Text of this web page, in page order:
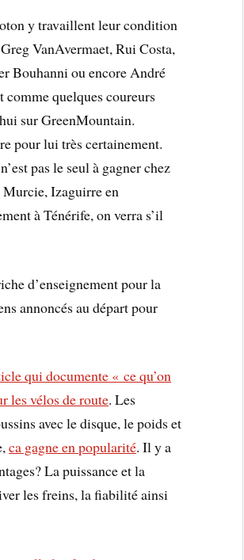
y travaillent leur condition
VanAvermaet, Rui Costa,
Bouhanni ou encore André
quelques coureurs
sur GreenMountain.
pour lui très certainement.
pas le seul à gagner chez
Izaguirre en
à Ténérife, on verra s’il
d’enseignement pour la
annoncés au départ pour
qui documente « ce qu’on
les vélos de route. Les
avec le disque, le poids et
ca gagne en popularité. Il y a
La puissance et la
les freins, la fiabilité ainsi